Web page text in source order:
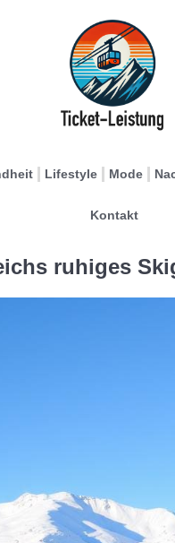
Lifestyle Mode
Kontakt
ruhiges